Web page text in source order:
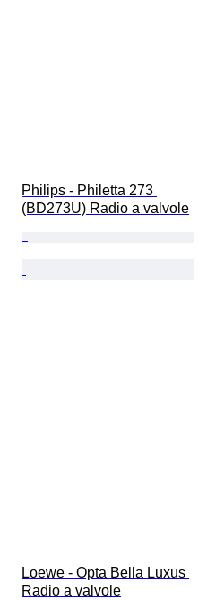
Philips - Philetta 273
(BD273U) Radio a valvole
Loewe - Opta Bella Luxus
Radio a valvole